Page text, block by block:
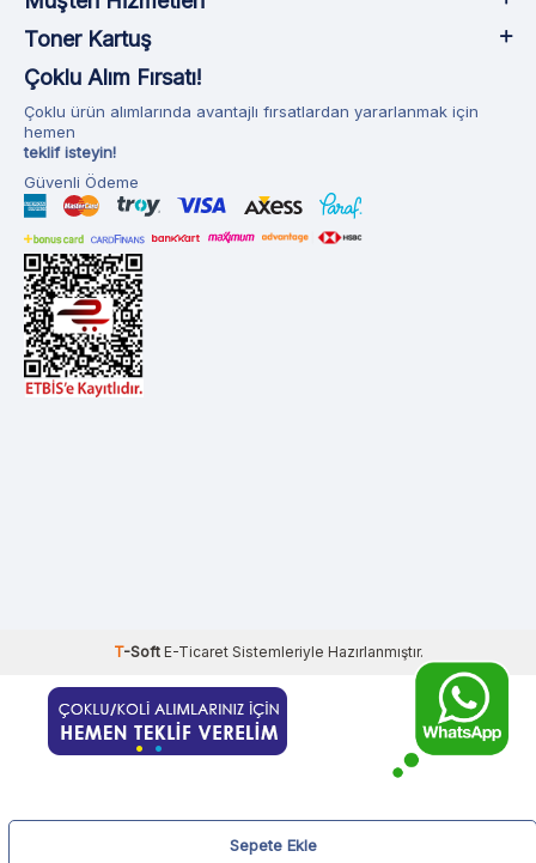
Sepete Ekle
Toner Kartuş
Çoklu Alım Fırsatı!
Çoklu ürün alımlarında avantajlı fırsatlardan yararlanmak için
hemen
teklif isteyin!
Güvenli Ödeme
T-Soft E-TicaretSistemleriyle Hazırlanmıştır.